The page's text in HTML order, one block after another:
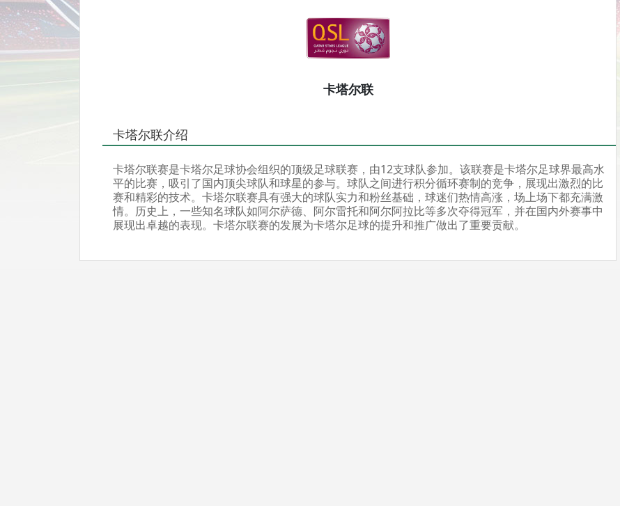
卡塔尔联
卡塔尔联介绍
卡塔尔联赛是卡塔尔足球协会组织的顶级足球联赛，由12支球队参加。该联赛是卡塔尔足球界最高水
平的比赛，吸引了国内顶尖球队和球星的参与。球队之间进行积分循环赛制的竞争，展现出激烈的比
赛和精彩的技术。卡塔尔联赛具有强大的球队实力和粉丝基础，球迷们热情高涨，场上场下都充满激
情。历史上，一些知名球队如阿尔萨德、阿尔雷托和阿尔阿拉比等多次夺得冠军，并在国内外赛事中
展现出卓越的表现。卡塔尔联赛的发展为卡塔尔足球的提升和推广做出了重要贡献。